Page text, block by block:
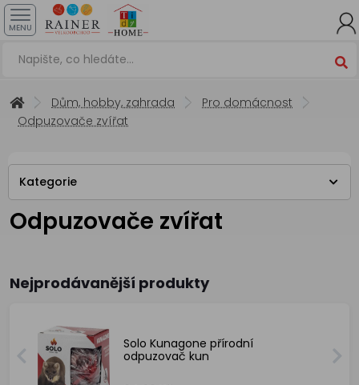
MENU
Dům, hobby, zahrada
Pro domácnost
Odpuzovače zvířat
Kategorie
Odpuzovače zvířat
Nejprodávanější produkty
Solo Kunagone přírodní
odpuzovač kun